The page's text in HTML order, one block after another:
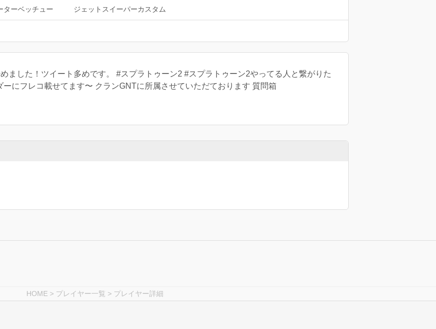
ターベッチュー ジェットスイーパーカスタム
ました！ツイート多めです。 #スプラトゥーン2 #スプラトゥーン2やってる人と繋がりた
にフレコ載せてます〜 クランGNTに所属させていただております 質問箱
HOME > プレイヤー一覧 > プレイヤー詳細